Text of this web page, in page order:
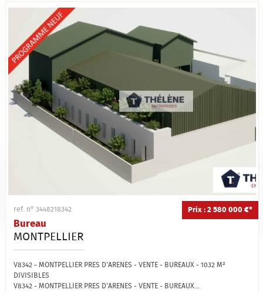
Prix : 2 580 000 €*
ref. n° 3448218342
Bureau
MONTPELLIER
V8342 - MONTPELLIER PRES D'ARENES - VENTE - BUREAUX - 1032 M²
DIVISIBLES
V8342 - MONTPELLIER PRES D'ARENES - VENTE - BUREAUX...